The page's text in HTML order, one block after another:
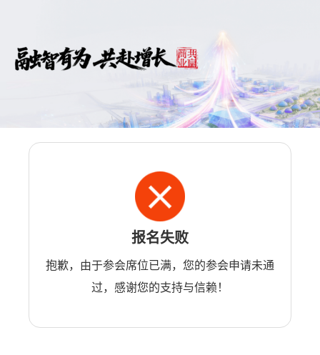
报名失败
抱歉，由于参会席位已满，您的参会申请未通
过，感谢您的支持与信赖！